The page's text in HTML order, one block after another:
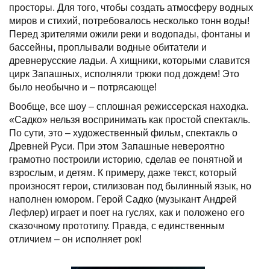
просторы. Для того, чтобы создать атмосферу водных
миров и стихий, потребовалось несколько тонн воды!
Перед зрителями ожили реки и водопады, фонтаны и
бассейны, проплывали водные обитатели и
древнерусские ладьи. А хищники, которыми славится
цирк Запашных, исполняли трюки под дождем! Это
было необычно и – потрясающе!
Вообще, все шоу – сплошная режиссерская находка.
«Садко» нельзя воспринимать как простой спектакль.
По сути, это – художественный фильм, спектакль о
Древней Руси. При этом Запашные невероятно
грамотно построили историю, сделав ее понятной и
взрослым, и детям. К примеру, даже текст, который
произносят герои, стилизован под былинный язык, но
наполнен юмором. Герой Садко (музыкант Андрей
Лефлер) играет и поет на гуслях, как и положено его
сказочному прототипу. Правда, с единственным
отличием – он исполняет рок!